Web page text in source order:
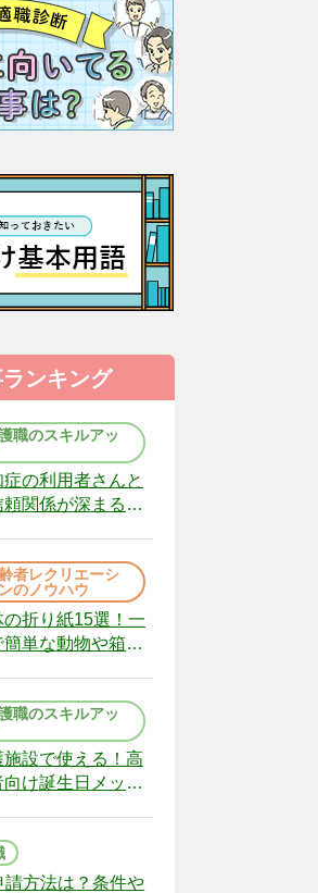
ンキング
職のスキルアッ
症の利用者さんと
頼関係が深まる声
）者レクリエーシ
のノウハウ
の折り紙15選！一
簡単な動物や箱、
職のスキルアッ
施設で使える！高
向け誕生日メッセ
請方法は？条件や